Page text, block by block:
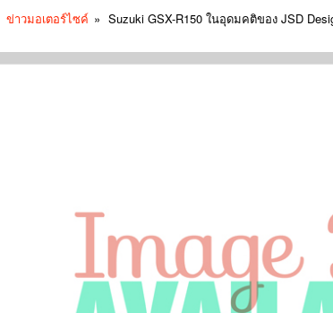
ข่าวมอเตอร์ไซค์ » Suzuki GSX-R150 ในอุดมคติของ JSD